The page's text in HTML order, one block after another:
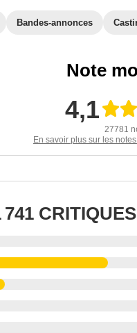
Bandes-annonces
Note
4,1
27781
En savoir plus sur les
741